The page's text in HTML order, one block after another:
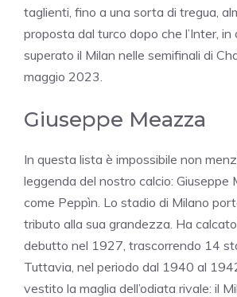
taglienti, fino a una sorta di tregua,
proposta dal turco dopo che l’Inter, in
superato il Milan nelle semifinali di
maggio 2023.
Giuseppe Meazza
In questa lista è impossibile non
leggenda del nostro calcio: Giuseppe
come Peppìn. Lo stadio di Milano
tributo alla sua grandezza. Ha
debutto nel 1927, trascorrendo 14
Tuttavia, nel periodo dal 1940 al
vestito la maglia dell’odiata rivale: il